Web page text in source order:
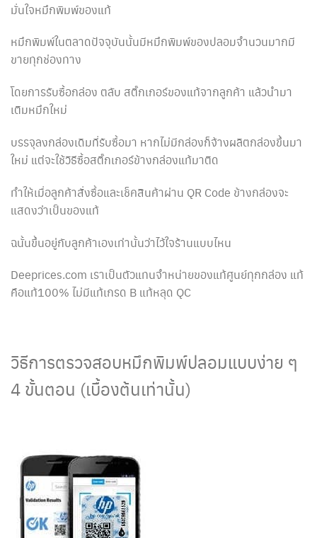
มั่นใจหมึกพิมพ์ของแท้
หมึกพิมพ์ในตลาดปัจจุบันนั้นมีหมึกพิมพ์ของปลอมจำนวนมากมี
ขายทุกช่องทาง
โดยการรับซื้อกล่อง ตลับ สติ๊กเกอร์ของแท้จากลูกค้า แล้วนำมา
เติมหมึกใหม่
บรรจุลงกล่องเดิมที่รับซื้อมา หากไม่มีกล่องก็จ้างผลิตกล่องขึ้นมา
ใหม่ แต่จะใช้วิธีซื้อสติ๊กเกอร์ข้างกล่องแท้มาติด
ทำให้เมื่อลูกค้าสั่งซื้อและเช็คสินค้าผ่าน QR Code ข้างกล่องจะ
แสดงว่าเป็นของแท้
ฉนั้นขึ้นอยู่กับลูกค้าเองเท่านั้นว่าไว้ใจร้านแบบไหน
Deeprices.com เราเป็นตัวแทนจำหน่ายของแท้ศูนย์ทุกกล่อง แท้
คือแท้100% ไม่มีแท้เกรด B แท้หลุด QC
วิธีการตรวจสอบหมึกพิมพ์ปลอมแบบง่าย ๆ
4 ขั้นตอน (เบื้องต้นเท่านั้น)